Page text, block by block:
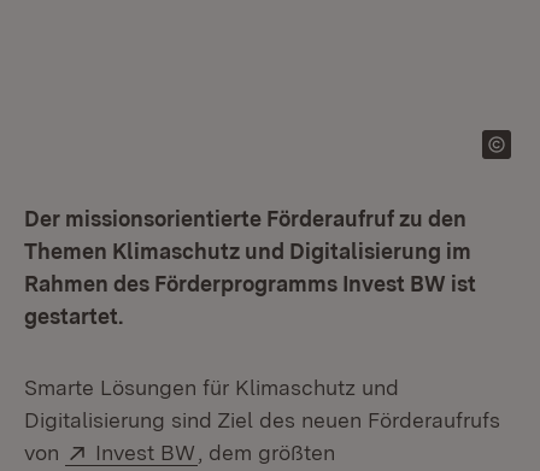
Der missionsorientierte Förderaufruf zu den
Themen Klimaschutz und Digitalisierung im
Rahmen des Förderprogramms Invest BW ist
gestartet.
Smarte Lösungen für Klimaschutz und
Digitalisierung sind Ziel des neuen Förderaufrufs
von
Extern:
Invest BW (Öffnet in neuem Fenster)
, dem größten